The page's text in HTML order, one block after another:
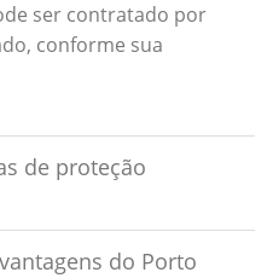
ser contratado por
conforme sua
de proteção
do Porto